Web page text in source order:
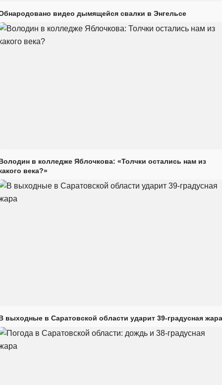
видео дымящейся свалки в Энгельсе
в колледже Яблочкова: «Толчки остались нам из
века?»
выходные в Саратовской области ударит 39-градусная жара